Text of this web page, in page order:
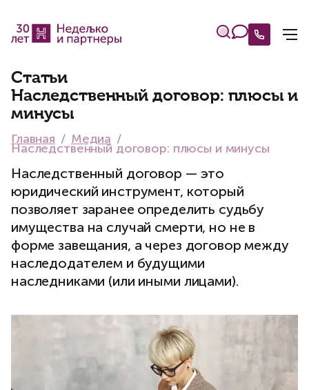
Статьи
Наследственный договор: плюсы и
минусы
Главная Медиа
Наследственный договор: плюсы и минусы
Наследственный договор — это
юридический инструмент, который
позволяет заранее определить судьбу
имущества на случай смерти, но не в
форме завещания, а через договор между
наследодателем и будущими
наследниками (или иными лицами).